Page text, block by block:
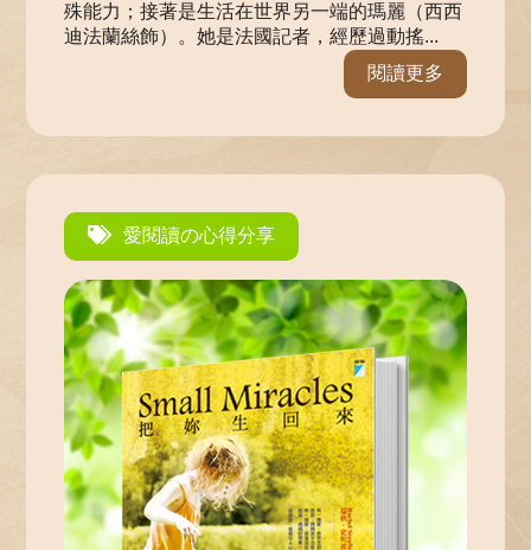
殊能力；接著是生活在世界另一端的瑪麗（西西
迪法蘭絲飾）。她是法國記者，經歷過動搖...
閱讀更多
愛閱讀の心得分享